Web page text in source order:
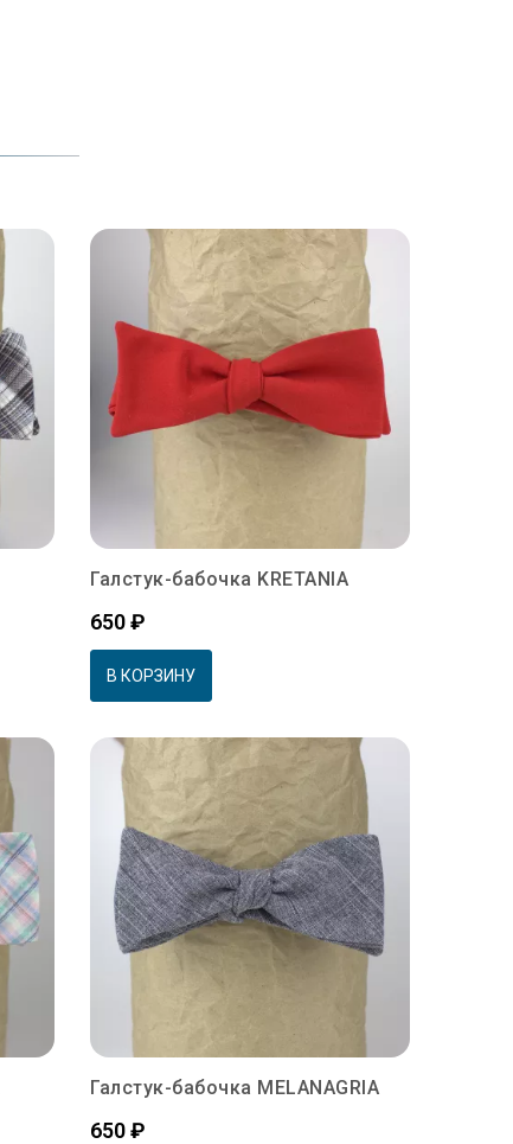
Галстук-бабочка KRETANIA
Цена
650 ₽
В КОРЗИНУ
Галстук-бабочка MELANAGRIA
Цена
650 ₽